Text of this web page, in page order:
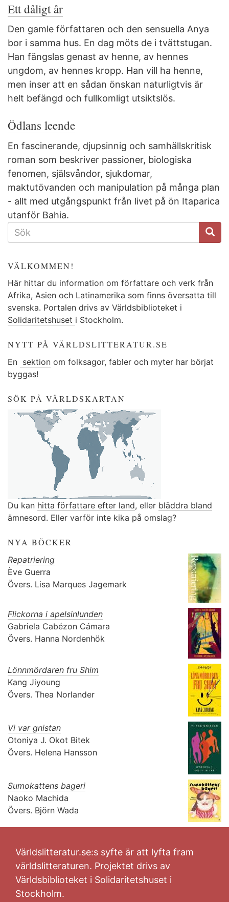
Ett dåligt år
Den gamle författaren och den sensuella Anya
bor i samma hus. En dag möts de i tvättstugan.
Han fängslas genast av henne, av hennes
ungdom, av hennes kropp. Han vill ha henne,
men inser att en sådan önskan naturligtvis är
helt befängd och fullkomligt utsiktslös.
Ödlans leende
En fascinerande, djupsinnig och samhällskritisk
roman som beskriver passioner, biologiska
fenomen, själsvåndor, sjukdomar,
maktutövanden och manipulation på många plan
- allt med utgångspunkt från livet på ön Itaparica
utanför Bahia.
SÖKFORMULÄR
VÄLKOMMEN!
Här hittar du information om författare och verk från
Afrika, Asien och Latinamerika som finns översatta till
svenska. Portalen drivs av Världsbiblioteket i
Solidaritetshuset i Stockholm.
NYTT PÅ VÄRLDSLITTERATUR.SE
En sektion om folksagor, fabler och myter har börjat
byggas!
SÖK PÅ VÄRLDSKARTAN
Du kan hitta författare efter land, eller bläddra bland
ämnesord. Eller varför inte kika på omslag?
NYA BÖCKER
Repatriering
Ève Guerra
Övers. Lisa Marques Jagemark
Flickorna i apelsinlunden
Gabriela Cabézon Cámara
Övers. Hanna Nordenhök
Lönnmördaren fru Shim
Kang Jiyoung
Övers. Thea Norlander
Vi var gnistan
Otoniya J. Okot Bitek
Övers. Helena Hansson
Sumokattens bageri
Naoko Machida
Övers. Björn Wada
Världslitteratur.se:s syfte är att lyfta fram
världslitteraturen. Projektet drivs av
Världsbiblioteket i Solidaritetshuset i
Stockholm.